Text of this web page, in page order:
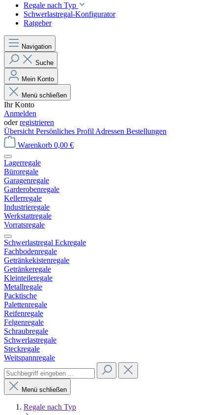
Regale nach Typ
Schwerlastregal-Konfigurator
Ratgeber
Navigation
Suche
Mein Konto
Menü schließen
Ihr Konto
Anmelden
oderregistrieren
Übersicht Persönliches Profil Adressen Bestellungen
Warenkorb 0,00 €
Lagerregale
Büroregale
Garagenregale
Garderobenregale
Kellerregale
Industrieregale
Werkstattregale
Vorratsregale
Schwerlastregal Eckregale
Fachbodenregale
Getränkekistenregale
Getränkeregale
Kleinteileregale
Metallregale
Packtische
Palettenregale
Reifenregale
Felgenregale
Schraubregale
Schwerlastregale
Steckregale
Weitspannregale
Menü schließen
Regale nach Typ